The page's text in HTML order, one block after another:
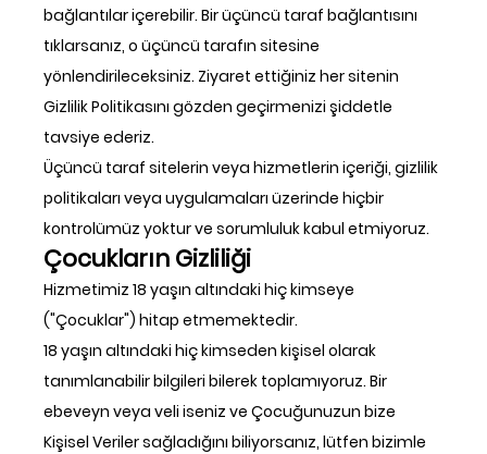
bağlantılar içerebilir. Bir üçüncü taraf bağlantısını
tıklarsanız, o üçüncü tarafın sitesine
yönlendirileceksiniz. Ziyaret ettiğiniz her sitenin
Gizlilik Politikasını gözden geçirmenizi şiddetle
tavsiye ederiz.
Üçüncü taraf sitelerin veya hizmetlerin içeriği, gizlilik
politikaları veya uygulamaları üzerinde hiçbir
kontrolümüz yoktur ve sorumluluk kabul etmiyoruz.
Çocukların Gizliliği
Hizmetimiz 18 yaşın altındaki hiç kimseye
("Çocuklar") hitap etmemektedir.
18 yaşın altındaki hiç kimseden kişisel olarak
tanımlanabilir bilgileri bilerek toplamıyoruz. Bir
ebeveyn veya veli iseniz ve Çocuğunuzun bize
Kişisel Veriler sağladığını biliyorsanız, lütfen bizimle